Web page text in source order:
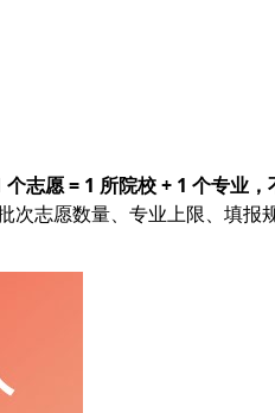
个志愿 = 1 所院校 + 1 个专业
次志愿数量、专业上限、填报